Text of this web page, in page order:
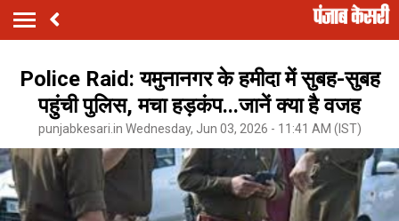
Police Raid: यमुनानगर के हमीदा में सुबह-सुबह
पहुंची पुलिस, मचा हड़कंप...जानें क्या है वजह
punjabkesari.in Wednesday, Jun 03, 2026 - 11:41 AM (IST)